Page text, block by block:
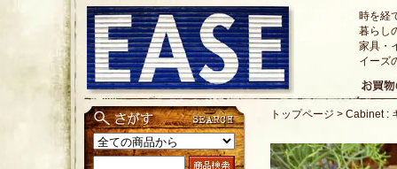
時を経
暮らし
家具・
イーズ
トップページ > Cabinet :